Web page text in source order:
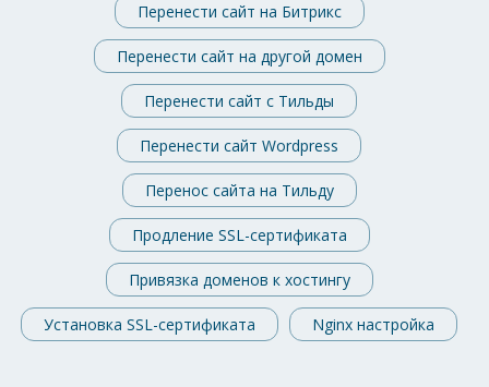
Перенести сайт на Битрикс
Перенести сайт на другой домен
Перенести сайт с Тильды
Перенести сайт Wordpress
Перенос сайта на Тильду
Продление SSL-сертификата
Привязка доменов к хостингу
Установка SSL-сертификата Nginx настройка